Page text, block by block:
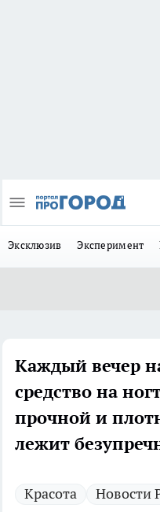
Эксклюзив Эксперимент
Каждый вечер
средство на
прочной и
лежит
Красота Новости